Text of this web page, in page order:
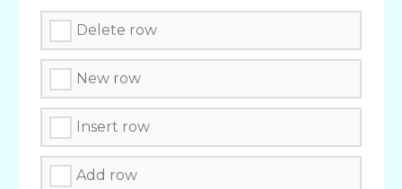
Delete row
New row
Insert row
Add row